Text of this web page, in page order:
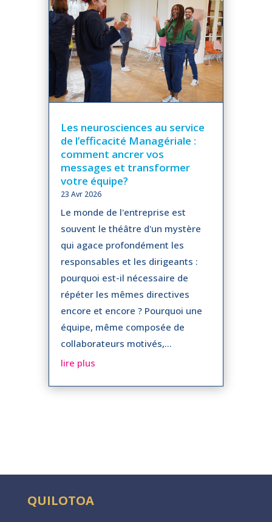
Les neurosciences au service
de l’efficacité Managériale :
comment ancrer vos
messages et transformer
votre équipe?
23 Avr 2026
Le monde de l'entreprise est
souvent le théâtre d'un mystère
qui agace profondément les
responsables et les dirigeants :
pourquoi est-il nécessaire de
répéter les mêmes directives
encore et encore ? Pourquoi une
équipe, même composée de
collaborateurs motivés,...
lire plus
QUILOTOA